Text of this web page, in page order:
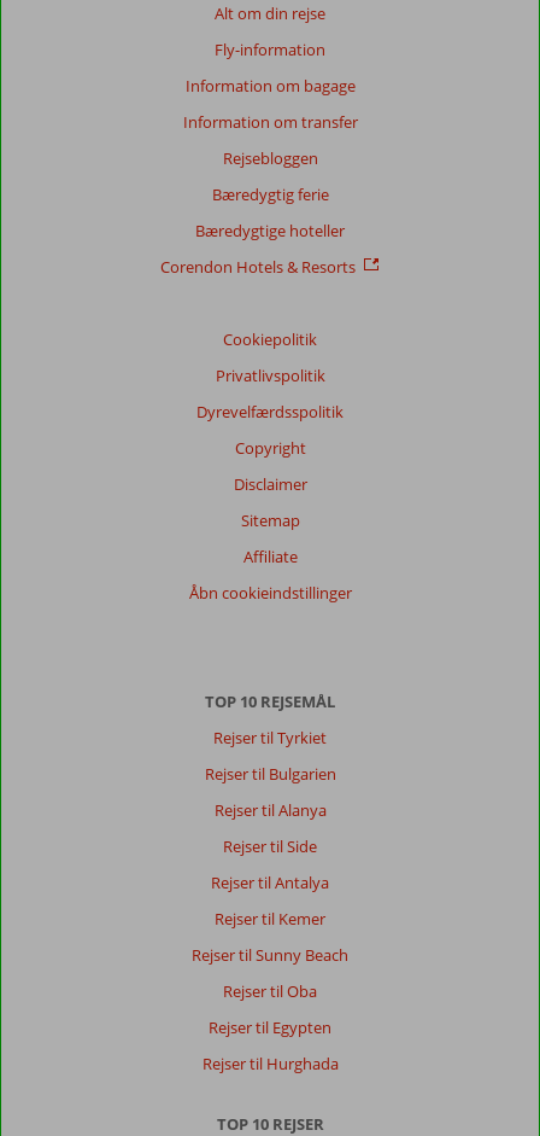
Alt om din rejse
Fly-information
Information om bagage
Information om transfer
Rejsebloggen
Bæredygtig ferie
Bæredygtige hoteller
Corendon Hotels & Resorts
Cookiepolitik
Privatlivspolitik
Dyrevelfærdsspolitik
Copyright
Disclaimer
Sitemap
Affiliate
Åbn cookieindstillinger
TOP 10 REJSEMÅL
Rejser til Tyrkiet
Rejser til Bulgarien
Rejser til Alanya
Rejser til Side
Rejser til Antalya
Rejser til Kemer
Rejser til Sunny Beach
Rejser til Oba
Rejser til Egypten
Rejser til Hurghada
TOP 10 REJSER